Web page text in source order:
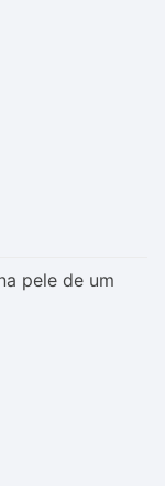
pele de um